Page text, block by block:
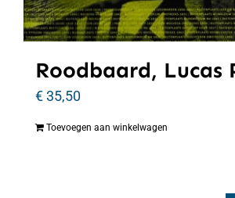
Roodbaard, Lucas
€35,50
Toevoegen aan winkelwagen